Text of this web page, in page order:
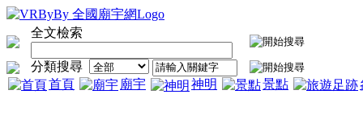
全文檢索
分類搜尋
首頁
廟宇 神明 景點